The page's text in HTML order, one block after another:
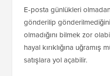
E-posta günlükleri
gönderilip
olmadığını bilmek zor
hayal kırıklığına uğramış
satışlara yol açabilir.